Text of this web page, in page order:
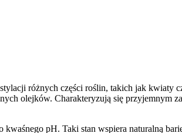
różnych części roślin, takich jak kwiaty
olejków. Charakteryzują się przyjemnym
pH. Taki stan wspiera naturalną